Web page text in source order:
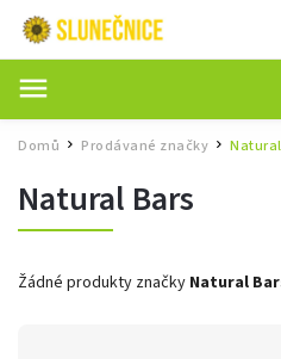
Domů / Prodávané značky /
Natural Bars
Žádné produkty značky Natural